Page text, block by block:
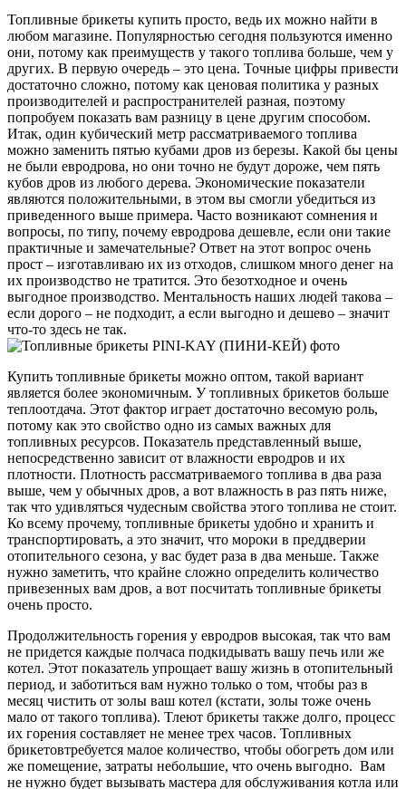
Топливные брикеты купить просто, ведь их можно найти в
любом магазине. Популярностью сегодня пользуются именно
они, потому как преимуществ у такого топлива больше, чем у
других. В первую очередь – это цена. Точные цифры привести
достаточно сложно, потому как ценовая политика у разных
производителей и распространителей разная, поэтому
попробуем показать вам разницу в цене другим способом.
Итак, один кубический метр рассматриваемого топлива
можно заменить пятью кубами дров из березы. Какой бы цены
не были евродрова, но они точно не будут дороже, чем пять
кубов дров из любого дерева. Экономические показатели
являются положительными, в этом вы смогли убедиться из
приведенного выше примера. Часто возникают сомнения и
вопросы, по типу, почему евродрова дешевле, если они такие
практичные и замечательные? Ответ на этот вопрос очень
прост – изготавливаю их из отходов, слишком много денег на
их производство не тратится. Это безотходное и очень
выгодное производство. Ментальность наших людей такова –
если дорого – не подходит, а если выгодно и дешево – значит
что-то здесь не так.
Купить топливные брикеты можно оптом, такой вариант
является более экономичным. У топливных брикетов больше
теплоотдача. Этот фактор играет достаточно весомую роль,
потому как это свойство одно из самых важных для
топливных ресурсов. Показатель представленный выше,
непосредственно зависит от влажности евродров и их
плотности. Плотность рассматриваемого топлива в два раза
выше, чем у обычных дров, а вот влажность в раз пять ниже,
так что удивляться чудесным свойства этого топлива не стоит.
Ко всему прочему, топливные брикеты удобно и хранить и
транспортировать, а это значит, что мороки в преддверии
отопительного сезона, у вас будет раза в два меньше. Также
нужно заметить, что крайне сложно определить количество
привезенных вам дров, а вот посчитать топливные брикеты
очень просто.
Продолжительность горения у евродров высокая, так что вам
не придется каждые полчаса подкидывать вашу печь или же
котел. Этот показатель упрощает вашу жизнь в отопительный
период, и заботиться вам нужно только о том, чтобы раз в
месяц чистить от золы ваш котел (кстати, золы тоже очень
мало от такого топлива). Тлеют брикеты также долго, процесс
их горения составляет не менее трех часов. Топливных
брикетовтребуется малое количество, чтобы обогреть дом или
же помещение, затраты небольшие, что очень выгодно. Вам
не нужно будет вызывать мастера для обслуживания котла или